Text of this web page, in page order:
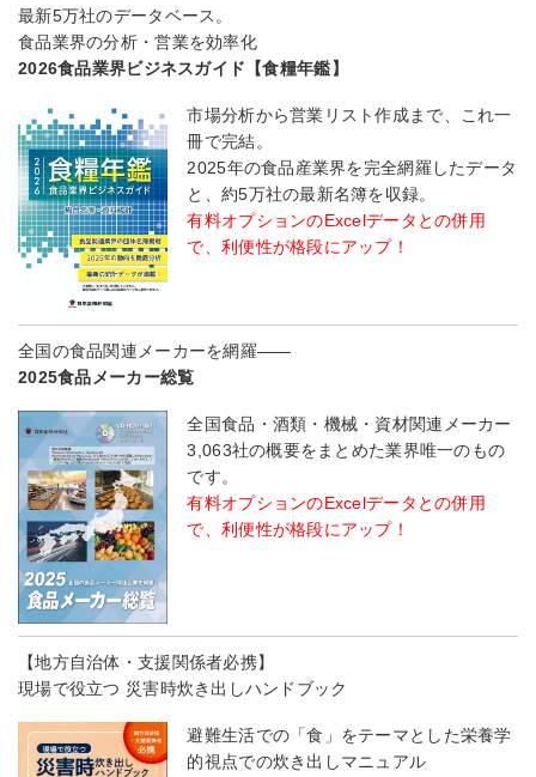
最新5万社のデータベース。
食品業界の分析・営業を効率化
2026食品業界ビジネスガイド【食糧年鑑】
市場分析から営業リスト作成まで、これ一
冊で完結。
2025年の食品産業界を完全網羅したデータ
と、約5万社の最新名簿を収録。
有料オプションのExcelデータとの併用
で、利便性が格段にアップ！
全国の食品関連メーカーを網羅――
2025食品メーカー総覧
全国食品・酒類・機械・資材関連メーカー
3,063社の概要をまとめた業界唯一のもの
です。
有料オプションのExcelデータとの併用
で、利便性が格段にアップ！
【地方自治体・支援関係者必携】
現場で役立つ 災害時炊き出しハンドブック
避難生活での「食」をテーマとした栄養学
的視点での炊き出しマニュアル